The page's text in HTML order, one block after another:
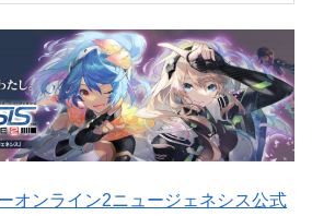
オンライン2ニュージェネシス公式